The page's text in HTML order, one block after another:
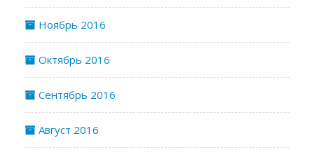
Ноябрь 2016
Октябрь 2016
Сентябрь 2016
Август 2016